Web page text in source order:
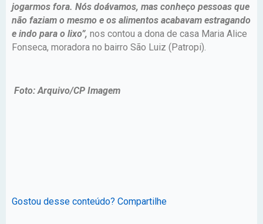
jogarmos fora. Nós doávamos, mas conheço pessoas que
não faziam o mesmo e os alimentos acabavam estragando
e indo para o lixo”, nos contou a dona de casa Maria Alice
Fonseca, moradora no bairro São Luiz (Patropi).
Foto: Arquivo/CP Imagem
Gostou desse conteúdo? Compartilhe